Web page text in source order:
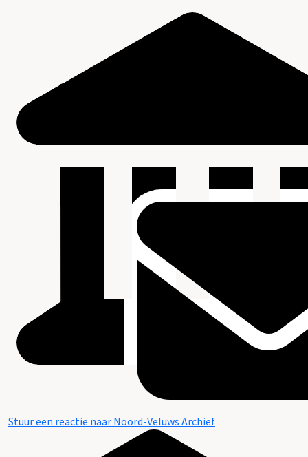
Stuur een reactie naar Noord-Veluws Archief